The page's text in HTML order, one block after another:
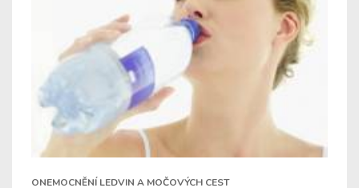
ONEMOCNĚNÍ LEDVIN A MOČOVÝCH CEST